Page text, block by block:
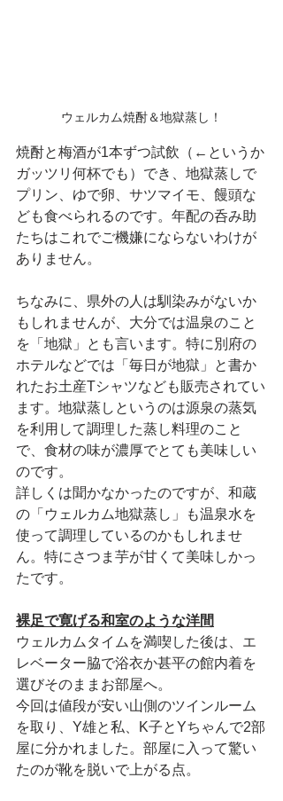
ウェルカム焼酎＆地獄蒸し！
焼酎と梅酒が1本ずつ試飲（←というか
ガッツリ何杯でも）でき、地獄蒸しで
プリン、ゆで卵、サツマイモ、饅頭な
ども食べられるのです。年配の呑み助
たちはこれでご機嫌にならないわけが
ありません。
ちなみに、県外の人は馴染みがないか
もしれませんが、大分では温泉のこと
を「地獄」とも言います。特に別府の
ホテルなどでは「毎日が地獄」と書か
れたお土産Tシャツなども販売されてい
ます。地獄蒸しというのは源泉の蒸気
を利用して調理した蒸し料理のこと
で、食材の味が濃厚でとても美味しい
のです。
詳しくは聞かなかったのですが、和蔵
の「ウェルカム地獄蒸し」も温泉水を
使って調理しているのかもしれませ
ん。特にさつま芋が甘くて美味しかっ
たです。
裸足で寛げる和室のような洋間
ウェルカムタイムを満喫した後は、エ
レベーター脇で浴衣か甚平の館内着を
選びそのままお部屋へ。
今回は値段が安い山側のツインルーム
を取り、Y雄と私、K子とYちゃんで2部
屋に分かれました。部屋に入って驚い
たのが靴を脱いで上がる点。